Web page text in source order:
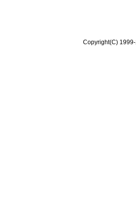
Copyright(C)